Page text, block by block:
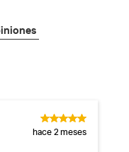
hace 2 meses